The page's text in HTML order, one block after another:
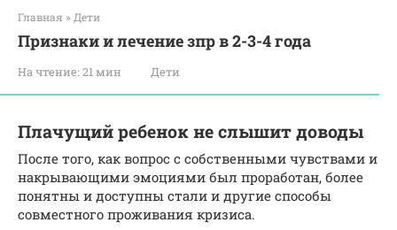
Главная » Дети
Признаки и лечение зпр в 2-3-4 года
На чтение: 21 мин Дети
Плачущий ребенок не слышит доводы
После того, как вопрос с собственными чувствами и
накрывающими эмоциями был проработан, более
понятны и доступны стали и другие способы
совместного проживания кризиса.